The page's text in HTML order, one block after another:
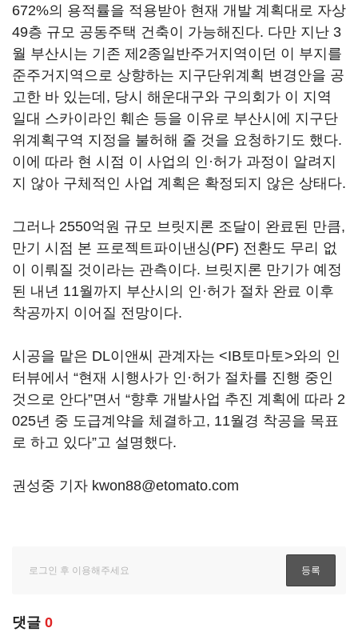
672%의 용적률을 적용받아 현재 개발 계획대로 자상
49층 규모 공동주택 건축이 가능해진다. 다만 지난 3
월 부산시는 기존 제2종일반주거지역이던 이 부지를
준주거지역으로 상향하는 지구단위계획 변경안을 공
고한 바 있는데, 당시 해운대구와 구의회가 이 지역
일대 스카이라인 훼손 등을 이유로 부산시에 지구단
위계획구역 지정을 불허해 줄 것을 요청하기도 했다.
이에 따라 현 시점 이 사업의 인·허가 과정이 알려지
지 않아 구체적인 사업 계획은 확정되지 않은 상태다.
그러나 2550억원 규모 브릿지론 조달이 완료된 만큼,
만기 시점 본 프로젝트파이낸싱(PF) 전환도 무리 없
이 이뤄질 것이라는 관측이다. 브릿지론 만기가 예정
된 내년 11월까지 부산시의 인·허가 절차 완료 이후
착공까지 이어질 전망이다.
시공을 맡은 DL이앤씨 관계자는 <IB토마토>와의 인
터뷰에서 “현재 시행사가 인·허가 절차를 진행 중인
것으로 안다”면서 “향후 개발사업 추진 계획에 따라 2
025년 중 도급계약을 체결하고, 11월경 착공을 목표
로 하고 있다”고 설명했다.
권성중 기자 kwon88@etomato.com
댓글 0